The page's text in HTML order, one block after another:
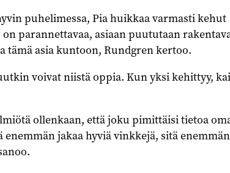
puhelimessa, Pia huikkaa varmasti kehut
parannettavaa, asiaan puututaan
tämä asia kuntoon, Rundgren kertoo.
voivat niistä oppia. Kun yksi kehittyy,
ollenkaan, että joku pimittäisi tietoa
enemmän jakaa hyviä vinkkejä, sitä enemmän